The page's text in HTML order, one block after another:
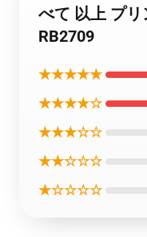
べて 以上 プ
RB2709
★★★★★
★★★★☆
★★★☆☆
★★☆☆☆
★☆☆☆☆